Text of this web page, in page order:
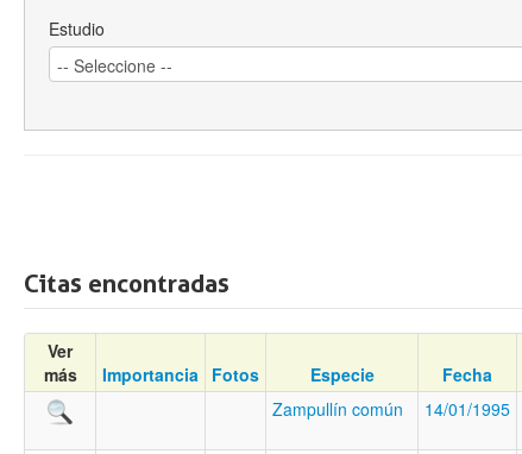
Estudio
Citas encontradas
Ver
más
Importancia Fotos Especie Fecha
Zampullín común
14/01/1995